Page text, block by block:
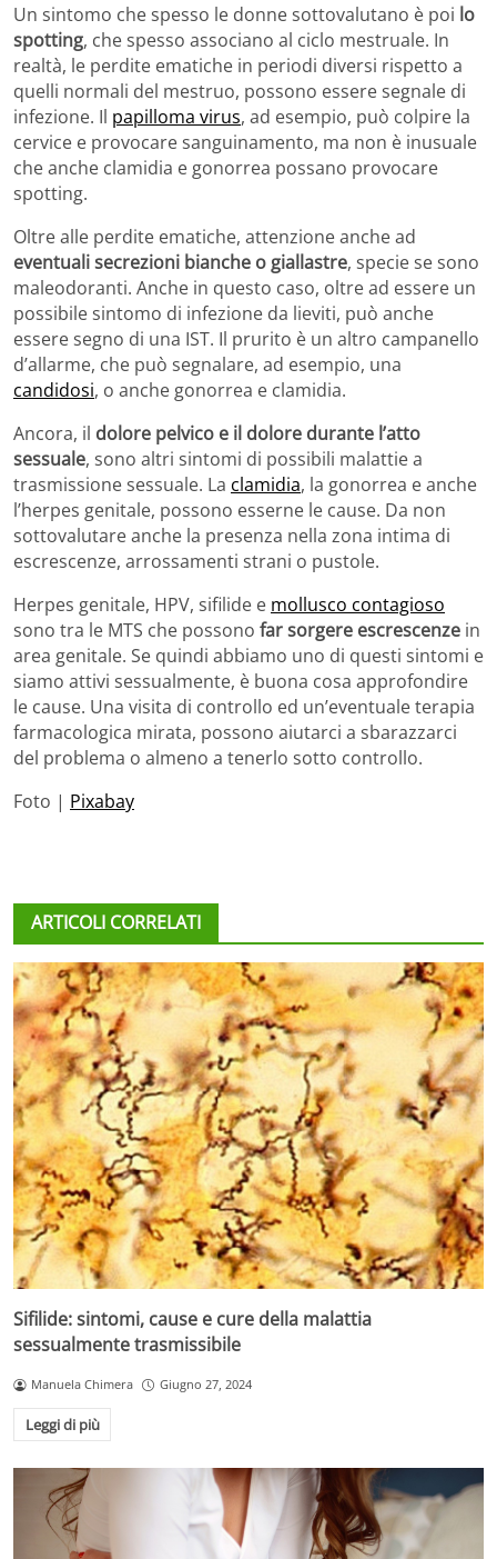
Un sintomo che spesso le donne sottovalutano è poi lo
spotting, che spesso associano al ciclo mestruale. In
realtà, le perdite ematiche in periodi diversi rispetto a
quelli normali del mestruo, possono essere segnale di
infezione. Il papilloma virus, ad esempio, può colpire la
cervice e provocare sanguinamento, ma non è inusuale
che anche clamidia e gonorrea possano provocare
spotting.
Oltre alle perdite ematiche, attenzione anche ad
eventuali secrezioni bianche o giallastre, specie se sono
maleodoranti. Anche in questo caso, oltre ad essere un
possibile sintomo di infezione da lieviti, può anche
essere segno di una IST. Il prurito è un altro campanello
d’allarme, che può segnalare, ad esempio, una
candidosi, o anche gonorrea e clamidia.
Ancora, il dolore pelvico e il dolore durante l’atto
sessuale, sono altri sintomi di possibili malattie a
trasmissione sessuale. La clamidia, la gonorrea e anche
l’herpes genitale, possono esserne le cause. Da non
sottovalutare anche la presenza nella zona intima di
escrescenze, arrossamenti strani o pustole.
Herpes genitale, HPV, sifilide e mollusco contagioso
sono tra le MTS che possono far sorgere escrescenze in
area genitale. Se quindi abbiamo uno di questi sintomi e
siamo attivi sessualmente, è buona cosa approfondire
le cause. Una visita di controllo ed un’eventuale terapia
farmacologica mirata, possono aiutarci a sbarazzarci
del problema o almeno a tenerlo sotto controllo.
Foto | Pixabay
ARTICOLI CORRELATI
Sifilide: sintomi, cause e cure della malattia
sessualmente trasmissibile
Manuela Chimera Giugno 27, 2024
Leggi di più